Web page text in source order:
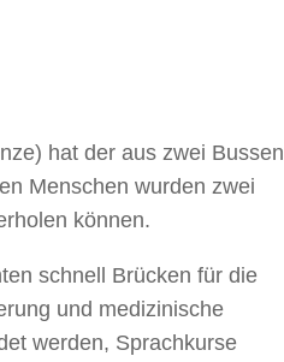
hat der aus zwei Bussen
Menschen wurden zwei
können.
schnell Brücken für die
und medizinische
werden, Sprachkurse